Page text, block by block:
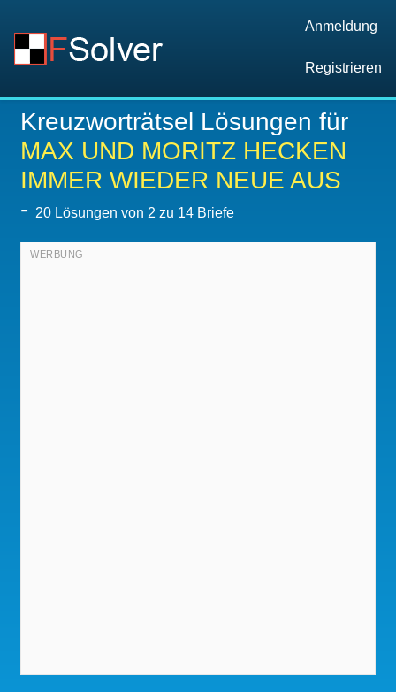
Anmeldung
Registrieren
Kreuzworträtsel Lösungen für
MAX UND MORITZ HECKEN
IMMER WIEDER NEUE AUS
- 20 Lösungen von 2 zu 14 Briefe